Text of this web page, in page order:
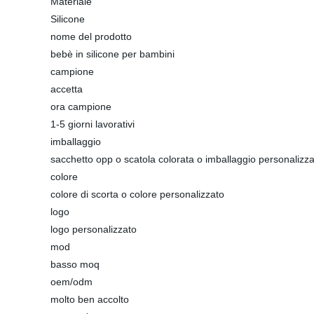
Silicone
nome del prodotto
bebè in silicone per bambini
campione
accetta
ora campione
1-5 giorni lavorativi
imballaggio
sacchetto opp o scatola colorata o imballaggio
colore
colore di scorta o colore personalizzato
logo
logo personalizzato
mod
basso moq
oem/odm
molto ben accolto